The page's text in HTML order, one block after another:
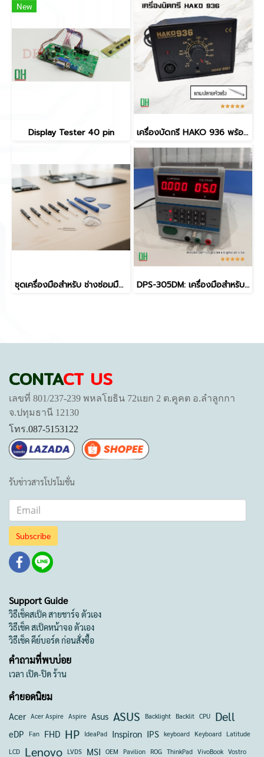
New
Display Tester 40 pin เครื่องบัดกรี HAKO 936 พร้อมหัวบัดกรี HAKO 907 ปรับอุณหภูมิได้ 200-480°C รองรับงานซ่อมแซมอิเล็กทรอนิกส์ ระบบ ESD SAFE
ชุดเครื่องมือสำหรับ ช่างซ่อมมือถือ/Gadget ช่างอิเล็กทรอนิกส์ DIY แกะเครื่อง, ซ่อมจอ, เปลี่ยนแบต ได้ในชุดเดียว DPS-305DM: เครื่องมือสำหรับช่างซ่อมมือถือ ฟังก์ชันครบครัน ใช้งานง่าย เครื่อง POWER SUPPLY 305DM 4 Digital 30 V 5A
CONTACT US
เลขที่ 801/237-239 พหลโยธิน 72แยก 2 ต.คูคต อ.ลำลูกกา
จ.ปทุมธานี 12130
โทร.087-5153122
รับข่าวสารโปรโมชั่น
Subscribe
Support Guide
วิธีเช็คสเป็ค สายชาร์จ ตัวเอง
วิธีเช็ค สเป็คหน้าจอ ตัวเอง
วิธีเช็ค คีย์บอร์ด ก่อนสั่งซื้อ
คำถามที่พบบ่อย
เวลา เปิด-ปิด ร้าน
คำยอดนิยม
Acer Acer Aspire Aspire Asus ASUS Backlight Backlit CPU Dell
eDP Fan FHD HP IdeaPad Inspiron IPS keyboard Keyboard Latitude
LCD Lenovo LVDS MSI OEM Pavilion ROG ThinkPad VivoBook Vostro